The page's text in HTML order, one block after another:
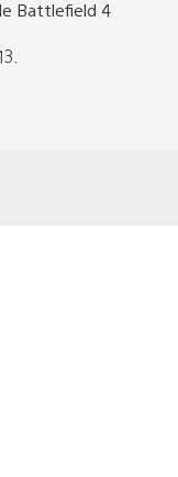
Battlefield 4